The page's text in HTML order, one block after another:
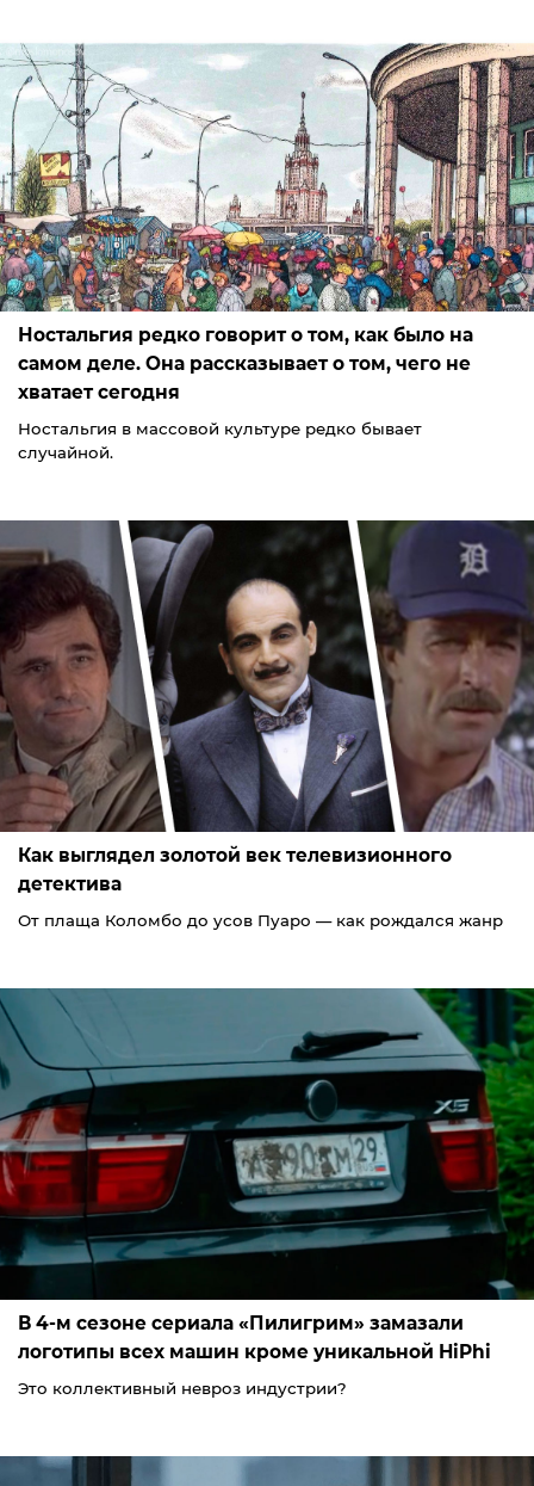
Ностальгия редко говорит о том, как было на
самом деле. Она рассказывает о том, чего не
хватает сегодня
Ностальгия в массовой культуре редко бывает
случайной.
Как выглядел золотой век телевизионного
детектива
От плаща Коломбо до усов Пуаро — как рождался жанр
В 4-м сезоне сериала «Пилигрим» замазали
логотипы всех машин кроме уникальной HiPhi
Это коллективный невроз индустрии?